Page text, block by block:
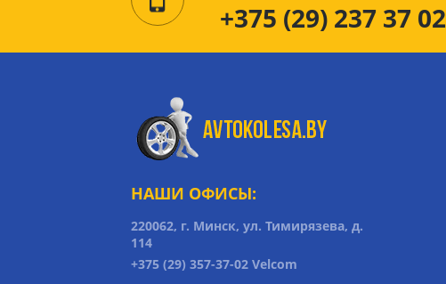
+375 (29) 237 37 02
НАШИ ОФИСЫ:
220062, г. Минск, ул. Тимирязева, д.
114
+375 (29) 357-37-02 Velcom